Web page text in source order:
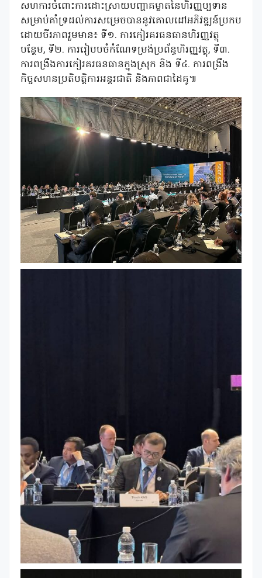
សហការចំពោះការដោះស្រាយបញ្ហាគម្លាតនៃហិរញ្ញប្បទាន
សម្រាប់គាំទ្រដល់ការសម្រេចបាននូវគោលដៅអភិវឌ្ឍន៍ប្រកប
ដោយចីរភាពរួមមាន៖ ទី១. ការកៀរគរធនធានហិរញ្ញវត្ថុ
បន្ថែម, ទី២. ការរៀបបចំកំណែទម្រង់ប្រព័ន្ធហិរញ្ញវត្ថុ, ទី៣.
ការពង្រឹងការកៀរគរធនធានក្នុងស្រុក និង ទី៤. ការពង្រឹង
កិច្ចសហនប្រតិបត្តិការអន្តរជាតិ និងភាពជាដៃគូ៕